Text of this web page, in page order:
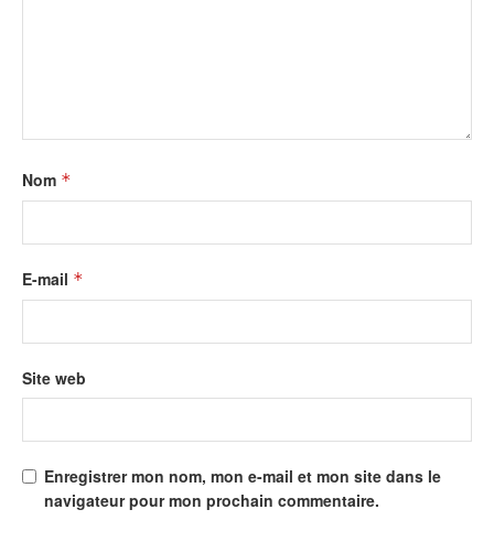
Nom *
E-mail *
Site web
Enregistrer mon nom, mon e-mail et mon site dans le
navigateur pour mon prochain commentaire.